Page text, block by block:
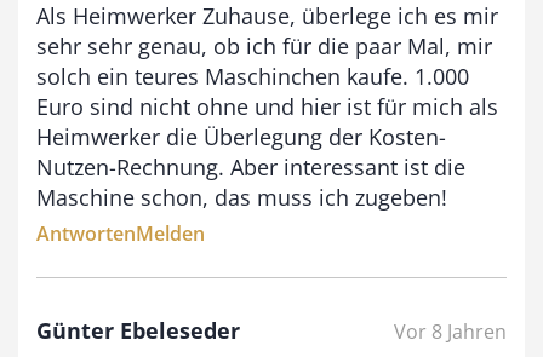
Als Heimwerker Zuhause, überlege ich es mir
sehr sehr genau, ob ich für die paar Mal, mir
solch ein teures Maschinchen kaufe. 1.000
Euro sind nicht ohne und hier ist für mich als
Heimwerker die Überlegung der Kosten-
Nutzen-Rechnung. Aber interessant ist die
Maschine schon, das muss ich zugeben!
AntwortenMelden
Günter Ebeleseder Vor 8 Jahren